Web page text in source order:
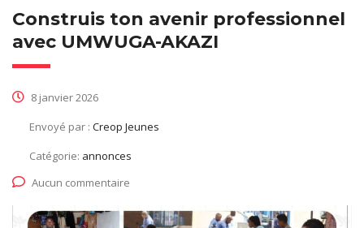
Construis ton avenir professionnel
avec UMWUGA-AKAZI
8 janvier 2026
Envoyé par : Creop Jeunes
Catégorie: annonces
Aucun commentaire